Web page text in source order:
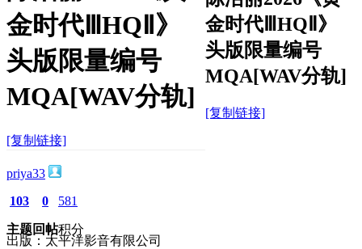
金时代ⅢHQⅡ》
头版限量编号
MQA[WAV分轨]
[复制链接]
金时代ⅢHQⅡ》
头版限量编号
MQA[WAV分轨]
[复制链接]
priya33
103
主题
0
回帖
581
积分
出版：太平洋影音有限公司